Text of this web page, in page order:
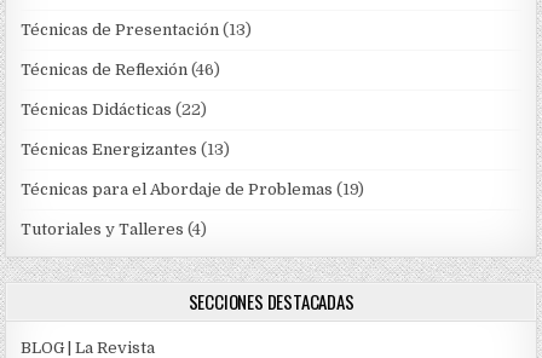
Técnicas de Presentación (13)
Técnicas de Reflexión (46)
Técnicas Didácticas (22)
Técnicas Energizantes (13)
Técnicas para el Abordaje de Problemas (19)
Tutoriales y Talleres (4)
SECCIONES DESTACADAS
BLOG | La Revista